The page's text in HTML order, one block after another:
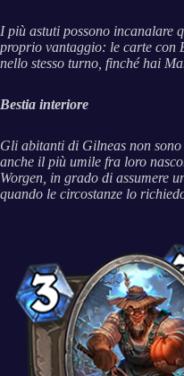
I più astuti possono incanalare
proprio vantaggio: le carte con
nello stesso turno, finché hai
Bestia interiore
Gli abitanti di Gilneas non
anche il più umile fra loro
Worgen, in grado di assumere
quando le circostanze lo